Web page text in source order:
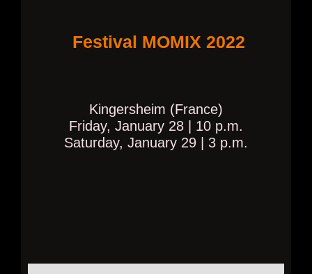
Festival MOMIX 2022
Kingersheim (France)
Friday, January 28 | 10 p.m.
Saturday, January 29 | 3 p.m.